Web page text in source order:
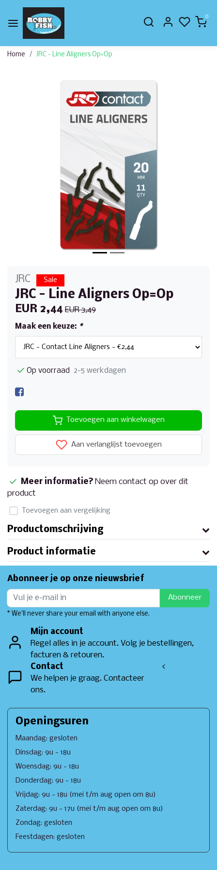
0
Home JRC - Line Aligners Op=Op
JRC Sale
JRC - Line Aligners Op=Op
EUR 2,44 EUR 3,49
Maak een keuze: *
Op voorraad 2-5 werkdagen
Toevoegen aan winkelwagen
Aan verlanglijst toevoegen
Meer informatie? Neem contact op over dit
product
Toevoegen aan vergelijking
Productomschrijving
Product informatie
Abonneer je op onze nieuwsbrief
Abonneer
* We'll never share your email with anyone else.
Mijn account
Regel alles in je account. Volg je bestellingen,
facturen & retouren.
Contact
We helpen je graag. Contacteer
ons.
<
Openingsuren
Maandag: gesloten
Dinsdag: 9u - 18u
Woensdag: 9u - 18u
Donderdag: 9u - 18u
Vrijdag: 9u - 18u (mei t/m aug open om 8u)
Zaterdag: 9u - 17u (mei t/m aug open om 8u)
Zondag: gesloten
Feestdagen: gesloten